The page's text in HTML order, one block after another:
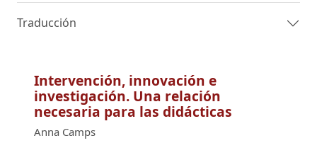
Traducción
Intervención, innovación e
investigación. Una relación
necesaria para las didácticas
Anna Camps